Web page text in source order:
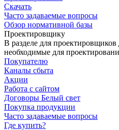
Скачать
Часто задаваемые вопросы
Обзор нормативной базы
Проектировщику
В разделе для
необходимые для
Покупателю
Каналы сбыта
Акции
Работа с сайтом
Договоры Белый свет
Покупка продукции
Часто задаваемые вопросы
Где купить?